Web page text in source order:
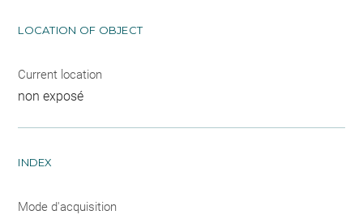
LOCATION OF OBJECT
Current location
non exposé
INDEX
Mode d'acquisition